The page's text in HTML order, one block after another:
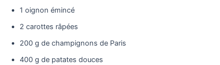
1 oignon émincé
2 carottes râpées
200 g de champignons de Paris
400 g de patates douces